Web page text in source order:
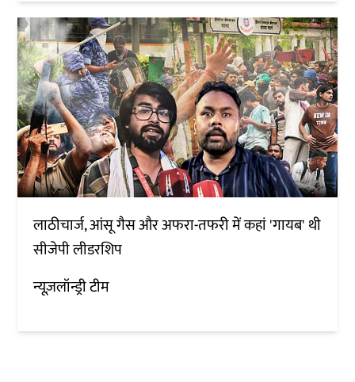
लाठीचार्ज, आंसू गैस और अफरा-तफरी में कहां 'गायब' थी
सीजेपी लीडरशिप
न्यूज़लॉन्ड्री टीम